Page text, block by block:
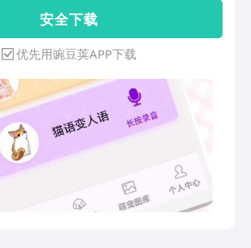
音选择，让您深入感受它们的不同情绪。
通过猫语翻译宝的特色功能，您可以：猫
语翻译：将猫咪的叫声完美转化为人类语
言，让您轻松理解它们的需求和心情。人
猫交流：智能地将您的话语转化为猫咪的
语言，让您的爱宠更好地理解您的意思。
人狗交流：实时录制人声，翻译成狗狗的
叫声，让您与爱宠的沟通更加顺畅。狗语
翻译：实时录制狗语，为您的爱宠提供最
贴心的服务。除此之外，猫语翻译宝还支
持所有猫咪、狗狗品种的语言翻译，配备
安 全 下 载
优先用豌豆荚APP下载